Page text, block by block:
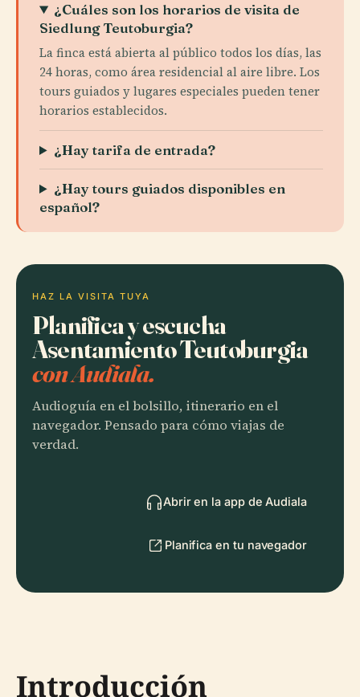
¿Cuáles son los horarios de visita de
Siedlung Teutoburgia?
La finca está abierta al público todos los días, las
24 horas, como área residencial al aire libre. Los
tours guiados y lugares especiales pueden tener
horarios establecidos.
¿Hay tarifa de entrada?
¿Hay tours guiados disponibles en
español?
HAZ LA VISITA TUYA
Planifica y escucha
Asentamiento Teutoburgia
con Audiala.
Audioguía en el bolsillo, itinerario en el
navegador. Pensado para cómo viajas de
verdad.
Abrir en la app de Audiala
Planifica en tu navegador
Introducción